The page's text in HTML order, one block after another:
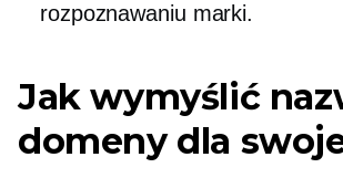
rozpoznawaniu marki.
Jak wymyślić
domeny dla